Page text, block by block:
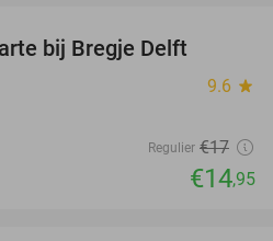
bij Bregje Delft
9.6 star
Regulier €17
€14,95